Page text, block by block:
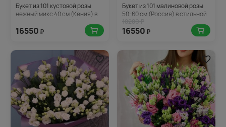
Букет из 101 кустовой розы
нежный микс 40 см (Кения) в
16550 ₽
Букет из 101 малиновой розы
50-60 см (Россия) в стильной
упаковке
18280 ₽
16550 ₽